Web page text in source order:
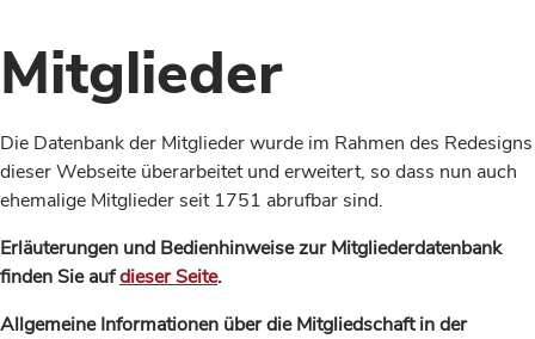
Mitglieder
Die Datenbank der Mitglieder wurde im Rahmen des Redesigns
dieser Webseite überarbeitet und erweitert, so dass nun auch
ehemalige Mitglieder seit 1751 abrufbar sind.
Erläuterungen und Bedienhinweise zur Mitgliederdatenbank
finden Sie aufdieser Seite.
Allgemeine Informationen über die Mitgliedschaft in der